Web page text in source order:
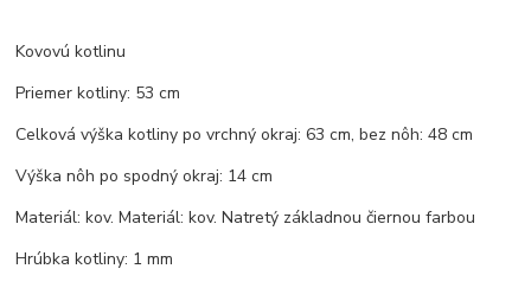
Kovovú kotlinu
Priemer kotliny: 53 cm
Celková výška kotliny po vrchný okraj: 63 cm, bez nôh: 48 cm
Výška nôh po spodný okraj: 14 cm
Materiál: kov. Materiál: kov. Natretý základnou čiernou farbou
Hrúbka kotliny: 1 mm